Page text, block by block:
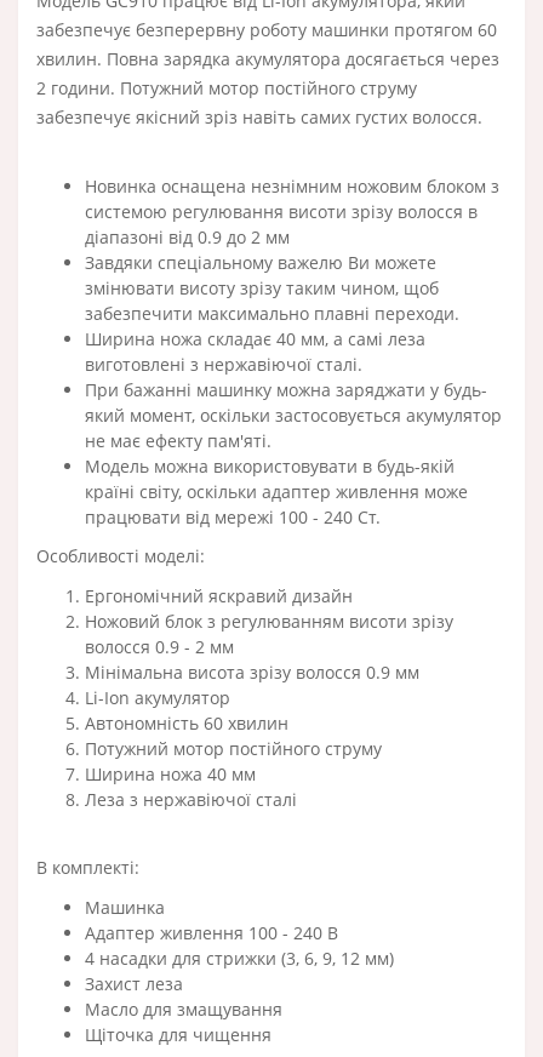
забезпечує безперервну роботу машинки протягом 60
хвилин. Повна зарядка акумулятора досягається через
2 години. Потужний мотор постійного струму
забезпечує якісний зріз навіть самих густих волосся.
Новинка оснащена незнімним ножовим блоком з
системою регулювання висоти зрізу волосся в
діапазоні від 0.9 до 2 мм
Завдяки спеціальному важелю Ви можете
змінювати висоту зрізу таким чином, щоб
забезпечити максимально плавні переходи.
Ширина ножа складає 40 мм, а самі леза
виготовлені з нержавіючої сталі.
При бажанні машинку можна заряджати у будь-
який момент, оскільки застосовується акумулятор
не має ефекту пам'яті.
Модель можна використовувати в будь-якій
країні світу, оскільки адаптер живлення може
працювати від мережі 100 - 240 Ст.
Особливості моделі:
Ергономічний яскравий дизайн
Ножовий блок з регулюванням висоти зрізу
волосся 0.9 - 2 мм
Мінімальна висота зрізу волосся 0.9 мм
Li-Ion акумулятор
Автономність 60 хвилин
Потужний мотор постійного струму
Ширина ножа 40 мм
Леза з нержавіючої сталі
В комплекті:
Машинка
Адаптер живлення 100 - 240 В
4 насадки для стрижки (3, 6, 9, 12 мм)
Захист леза
Масло для змащування
Щіточка для чищення